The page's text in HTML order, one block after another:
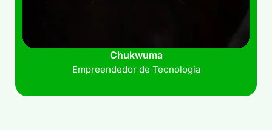
Chukwuma
Empreendedor de Tecnologia